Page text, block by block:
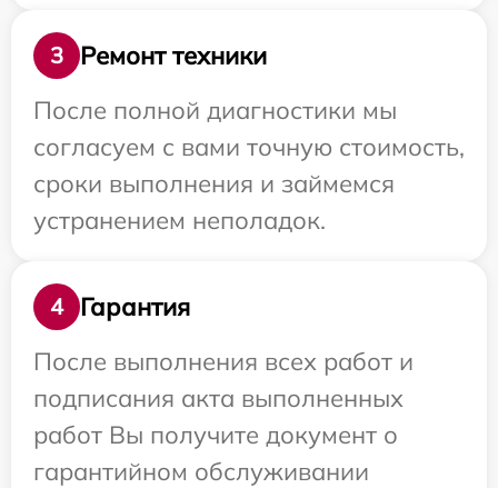
3
Ремонт техники
После полной диагностики мы
согласуем с вами точную стоимость,
сроки выполнения и займемся
устранением неполадок.
4
Гарантия
После выполнения всех работ и
подписания акта выполненных
работ Вы получите документ о
гарантийном обслуживании